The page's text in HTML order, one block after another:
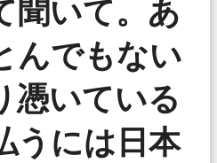
聞いて。あ
んでもない
憑いている
うには日本